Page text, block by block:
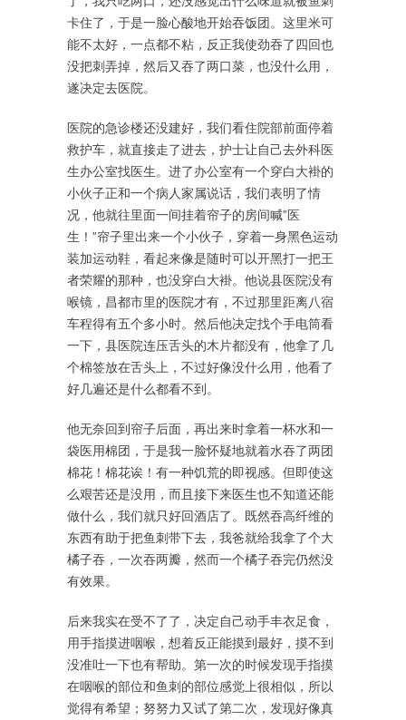
卡住了，于是一脸心酸地开始吞饭团。这里米可
能不太好，一点都不粘，反正我使劲吞了四回也
没把刺弄掉，然后又吞了两口菜，也没什么用，
遂决定去医院。
医院的急诊楼还没建好，我们看住院部前面停着
救护车，就直接走了进去，护士让自己去外科医
生办公室找医生。进了办公室有一个穿白大褂的
小伙子正和一个病人家属说话，我们表明了情
况，他就往里面一间挂着帘子的房间喊”医
生！”帘子里出来一个小伙子，穿着一身黑色运动
装加运动鞋，看起来像是随时可以开黑打一把王
者荣耀的那种，也没穿白大褂。他说县医院没有
喉镜，昌都市里的医院才有，不过那里距离八宿
车程得有五个多小时。然后他决定找个手电筒看
一下，县医院连压舌头的木片都没有，他拿了几
个棉签放在舌头上，不过好像没什么用，他看了
好几遍还是什么都看不到。
他无奈回到帘子后面，再出来时拿着一杯水和一
袋医用棉团，于是我一脸怀疑地就着水吞了两团
棉花！棉花诶！有一种饥荒的即视感。但即使这
么艰苦还是没用，而且接下来医生也不知道还能
做什么，我们就只好回酒店了。既然吞高纤维的
东西有助于把鱼刺带下去，我爸就给我拿了个大
橘子吞，一次吞两瓣，然而一个橘子吞完仍然没
有效果。
后来我实在受不了了，决定自己动手丰衣足食，
用手指摸进咽喉，想着反正能摸到最好，摸不到
没准吐一下也有帮助。第一次的时候发现手指摸
在咽喉的部位和鱼刺的部位感觉上很相似，所以
觉得有希望；努努力又试了第二次，发现好像真